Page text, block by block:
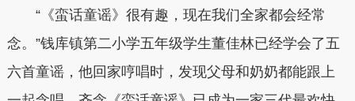
“《蛮话童谣》很有趣，现在我们全家都会经常
念。”钱库镇第二小学五年级学生董佳林已经学会了五
六首童谣，他回家哼唱时，发现父母和奶奶都能跟上